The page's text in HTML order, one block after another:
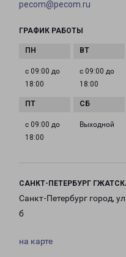
pecom@pecom.ru
ГРАФИК РАБОТЫ
с 09:00 до
18:00
с 09:00 до
18:00
с 09:00 до
18:00
Выходной
САНКТ-ПЕТЕРБУРГ
Санкт-Петербург город,
б
на карте